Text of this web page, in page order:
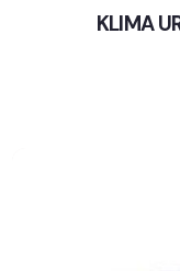
KLIMA